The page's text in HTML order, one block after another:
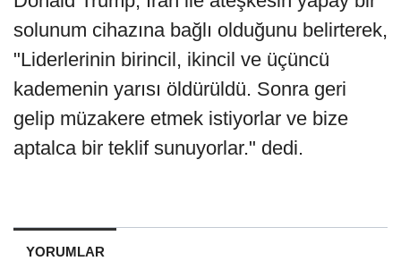
solunum cihazına bağlı olduğunu belirterek,
"Liderlerinin birincil, ikincil ve üçüncü
kademenin yarısı öldürüldü. Sonra geri
gelip müzakere etmek istiyorlar ve bize
aptalca bir teklif sunuyorlar." dedi.
YORUMLAR